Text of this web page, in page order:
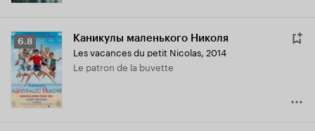
Рейтинг
Кинопоиска
6.8
6.8 Каникулы маленького Николя
Les vacances du petit Nicolas, 2014
Le patron de la buvette